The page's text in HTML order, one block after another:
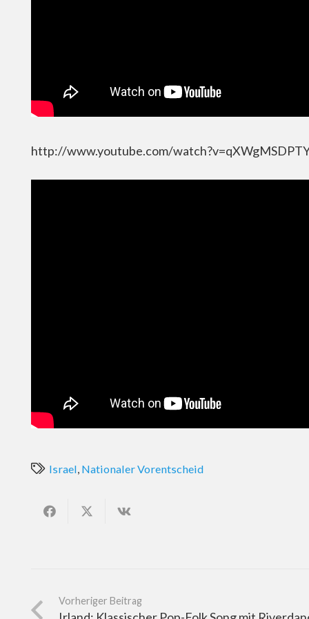
http://www.youtube.com/
Israel, Nationaler Vorentscheid
Vorheriger Beitrag